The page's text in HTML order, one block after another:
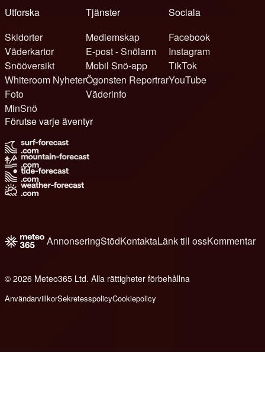
Utforska
Skidorter
Väderkartor
Snööversikt
Whiteroom Nyheter
Foto
MinSnö
Tjänster
Medlemskap
E-post - Snölarm
Mobil Snö-app
Ögonsten Reportrar
Väderinfo
Sociala
Facebook
Instagram
TikTok
YouTube
Förutse varje äventyr
AnnonseringStödKontaktaLänk till ossKommentar
© 2026 Meteo365 Ltd. Alla rättigheter förbehållna
AnvändarvillkorSekretesspolicyCookiepolicy